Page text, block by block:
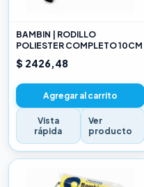
BAMBIN | RODILLO
POLIESTER COMPLETO 10CM
$ 2426,48
Agregar al carrito
Vista
rápida
Ver
producto